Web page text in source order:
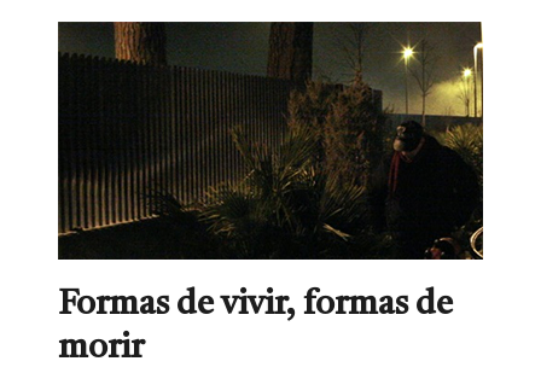
Formas de vivir, formas de
morir